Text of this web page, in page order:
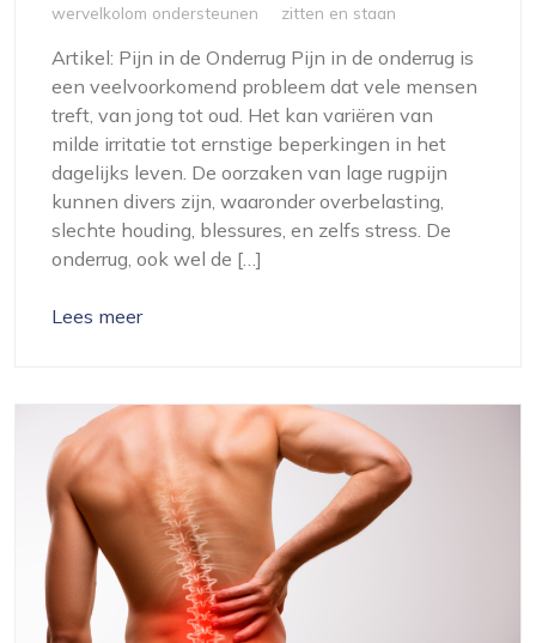
wervelkolom ondersteunen
zitten en staan
Artikel: Pijn in de Onderrug Pijn in de onderrug is
een veelvoorkomend probleem dat vele mensen
treft, van jong tot oud. Het kan variëren van
milde irritatie tot ernstige beperkingen in het
dagelijks leven. De oorzaken van lage rugpijn
kunnen divers zijn, waaronder overbelasting,
slechte houding, blessures, en zelfs stress. De
onderrug, ook wel de […]
Lees meer